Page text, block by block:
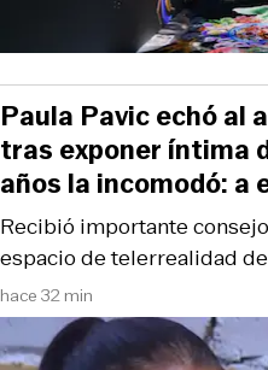
hace 32 min
Recibió importante
espacio de telerrealidad
Paula Pavic echó al
tras exponer íntima
años la incomodó: a